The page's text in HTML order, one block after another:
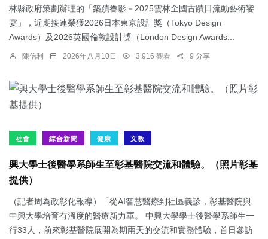
林縣政府策劃辦理的「築蹟眷影－2025雲林全國古蹟日流動藝術饗
宴」，近期接連榮獲2026日本東京設計獎（Tokyo Design
Awards）及2026英國倫敦設計獎（London Design Awards...
陳信利 2026年八月10日 3,916 觀看 9 分享
社會 綜合新聞 健康 文教
興大學士後醫學系師生至彰基醫院交流和體驗。（照片彰基
提供）
（記者周為政彰化報導）「從AI智慧醫療到社區義診，彰基醫院與
中興大學培育有溫度的醫療新力軍。 中興大學學士後醫學系師生一
行33人，前來彰基醫院展開為期兩天的交流和實務體驗，首日參訪